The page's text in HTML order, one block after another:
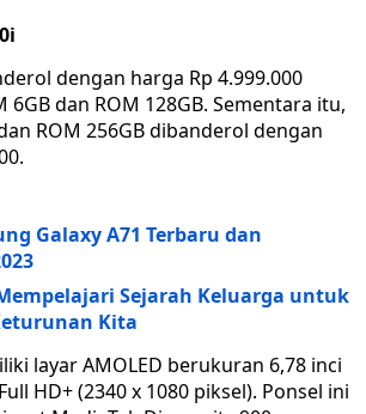
dengan harga Rp 4.999.000
6GB dan ROM 128GB. Sementara itu,
ROM 256GB dibanderol dengan
Galaxy A71 Terbaru dan
Sejarah Keluarga untuk
Kita
layar AMOLED berukuran 6,78 inci
HD+ (2340 x 1080 piksel). Ponsel ini